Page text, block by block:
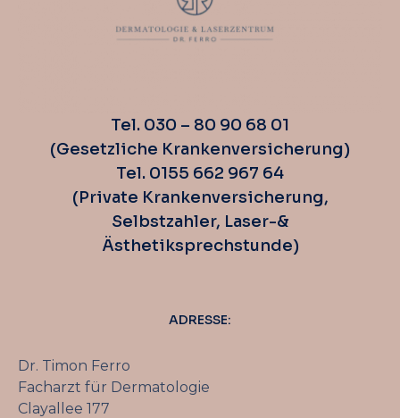
Tel. 030 – 80 90 68 01
(Gesetzliche Krankenversicherung)
Tel. 0155 662 967 64
(Private Krankenversicherung,
Selbstzahler, Laser-&
Ästhetiksprechstunde)
ADRESSE:
Dr. Timon Ferro
Facharzt für Dermatologie
Clayallee 177